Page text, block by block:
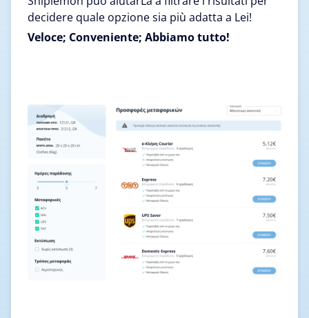
decidere quale opzione sia più adatta a Lei!
Veloce; Conveniente; Abbiamo tutto!